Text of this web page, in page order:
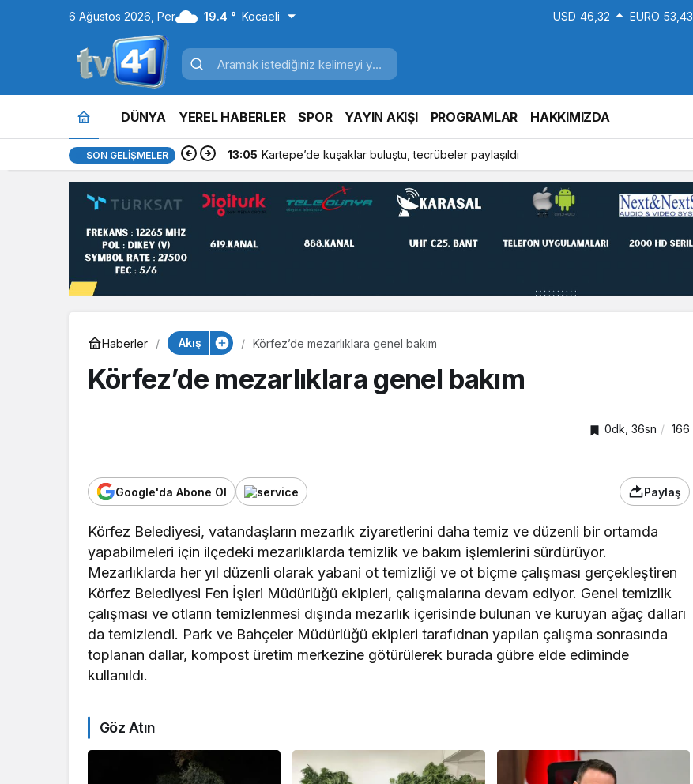
6 Ağustos 2026, Per 19.4 ° Kocaeli USD 46,32 EURO 53,43
DÜNYA YEREL HABERLER SPOR YAYIN AKIŞI PROGRAMLAR HAKKIMIZDA
SON GELIŞMELER 13:05 Kartepe’de kuşaklar buluştu, tecrübeler paylaşıldı
Haberler Akış Körfez’de mezarlıklara genel bakım
Körfez’de mezarlıklara genel bakım
0dk, 36sn 166
Google'da Abone Ol Paylaş
Körfez Belediyesi, vatandaşların mezarlık ziyaretlerini daha temiz ve düzenli bir ortamda
yapabilmeleri için ilçedeki mezarlıklarda temizlik ve bakım işlemlerini sürdürüyor.
Mezarlıklarda her yıl düzenli olarak yabani ot temizliği ve ot biçme çalışması gerçekleştiren
Körfez Belediyesi Fen İşleri Müdürlüğü ekipleri, çalışmalarına devam ediyor. Genel temizlik
çalışması ve otların temizlenmesi dışında mezarlık içerisinde bulunan ve kuruyan ağaç dalları
da temizlendi. Park ve Bahçeler Müdürlüğü ekipleri tarafıdnan yapılan çalışma sonrasında
toplanan dallar, kompost üretim merkezine götürülerek burada gübre elde ediminde
kullanıldı.
Göz Atın
ASAYİŞ
Kocaeli Emniyeti’nden
aranan şahıslara yönelik
operasyon: İki hükümlü
yakalandı
Kartepe’de kuşaklar
buluştu, tecrübeler
paylaşıldı